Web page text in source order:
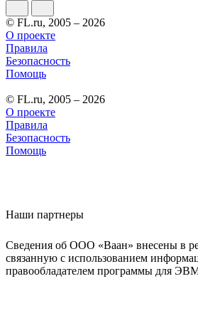
© FL.ru, 2005 – 2026
О проекте
Правила
Безопасность
Помощь
© FL.ru, 2005 – 2026
О проекте
Правила
Безопасность
Помощь
Наши партнеры
Сведения об ООО «Ваан» внесены в
связанную с использованием
правообладателем программы для